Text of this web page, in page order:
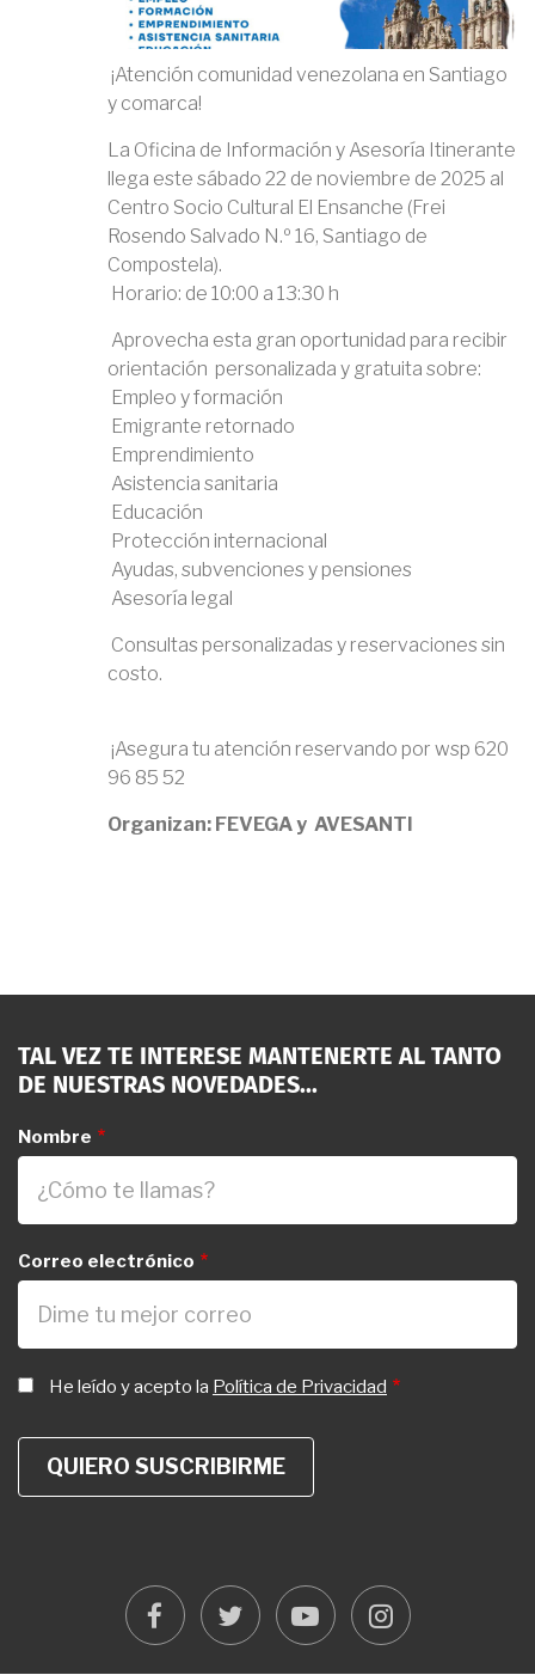
¡Atención comunidad venezolana en Santiago
y comarca!
La Oficina de Información y Asesoría Itinerante
llega este sábado 22 de noviembre de 2025 al
Centro Socio Cultural El Ensanche (Frei
Rosendo Salvado N.º 16, Santiago de
Compostela).
Horario: de 10:00 a 13:30 h
Aprovecha esta gran oportunidad para recibir
orientación personalizada y gratuita sobre:
Empleo y formación
Emigrante retornado
Emprendimiento
Asistencia sanitaria
Educación
Protección internacional
Ayudas, subvenciones y pensiones
Asesoría legal
Consultas personalizadas y reservaciones sin
costo.
¡Asegura tu atención reservando por wsp 620
96 85 52
Organizan: FEVEGA y AVESANTI
TAL VEZ TE INTERESE MANTENERTE AL TANTO
DE NUESTRAS NOVEDADES...
Nombre
Correo electrónico
He leído y acepto la Política de Privacidad
facebooktwitter youtubeinstagram